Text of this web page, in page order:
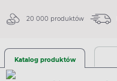
20 000 produktów
Katalog produktów